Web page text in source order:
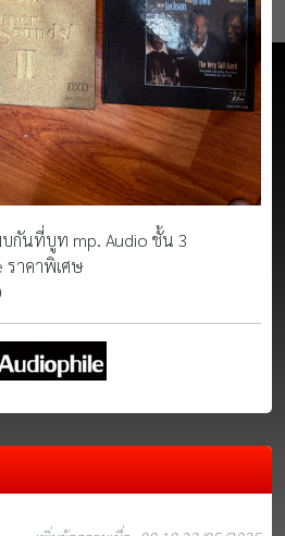
กันที่บูท mp. Audio ชั้น 3
ราคาพิเศษ